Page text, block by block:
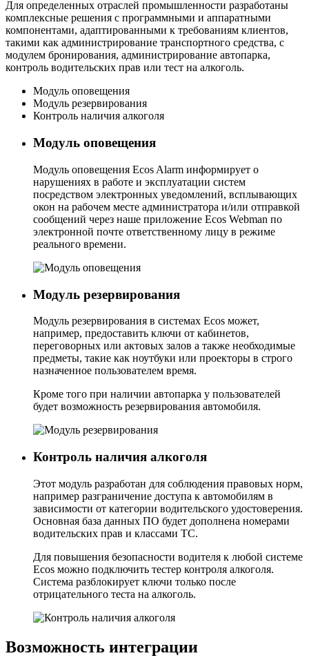
Для определенных отраслей промышленности разработаны
комплексные решения с программными и аппаратными
компонентами, адаптированными к требованиям клиентов,
такими как администрирование транспортного средства, с
модулем бронирования, администрирование автопарка,
контроль водительских прав или тест на алкоголь.
Модуль оповещения
Модуль резервирования
Контроль наличия алкоголя
Модуль оповещения
Модуль оповещения Ecos Alarm информирует о
нарушениях в работе и эксплуатации систем
посредством электронных уведомлений, всплывающих
окон на рабочем месте администратора и/или отправкой
сообщений через наше приложение Ecos Webman по
электронной почте ответственному лицу в режиме
реального времени.
Модуль резервирования
Модуль резервирования в системах Ecos может,
например, предоставить ключи от кабинетов,
переговорных или актовых залов а также необходимые
предметы, такие как ноутбуки или проекторы в строго
назначенное пользователем время.
Кроме того при наличии автопарка у пользователей
будет возможность резервирования автомобиля.
Контроль наличия алкоголя
Этот модуль разработан для соблюдения правовых норм,
например разграничение доступа к автомобилям в
зависимости от категории водительского удостоверения.
Основная база данных ПО будет дополнена номерами
водительских прав и классами ТС.
Для повышения безопасности водителя к любой системе
Ecos можно подключить тестер контроля алкоголя.
Система разблокирует ключи только после
отрицательного теста на алкоголь.
Возможность интеграции